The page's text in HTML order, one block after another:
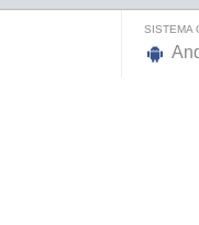
SISTEMA